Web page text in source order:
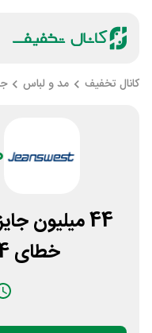
کانال تخفیف مد و لباس
44 میلیون
خطای 404 جین وست